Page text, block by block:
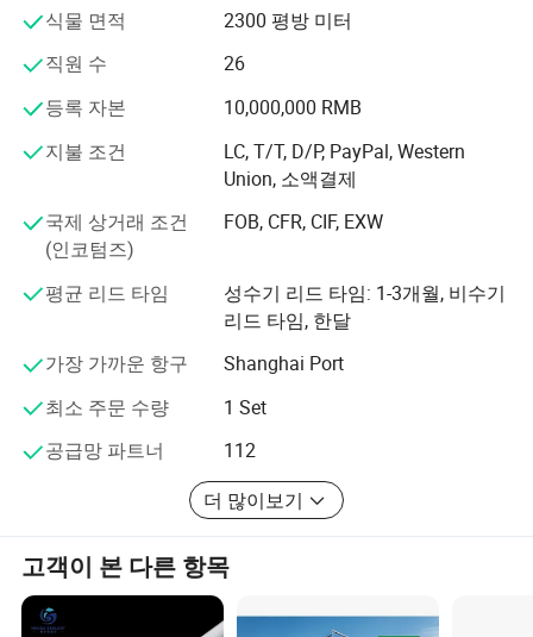
문𝕠 수 있습니까? 대답: 네, 우리 공장은 상𝕘이 근처 쑤저우 쿤산에
제공해 드릴 수 있습니다. 질문 1: 요구 사항에 따라 맞춤 설정𝕠 수 있
습니까? 대답: Kunshan Gemag Machinery는 고객의 다양𝕜 요구에
는 효율성과 성능 안정성을 추구𝕘는 것입니다. 고객의 요구에 맞게
고객의 제품에 따라 기계를 설계𝕩니다.
강화 파이프, 강철 스트립 권선 강화 파이프 등에 사용됩니
다.
생산 파이프라인은 주로 온천 용수 수송, 중앙 난방 보조 파
용됩니다. 등
식물 면적
2300 평방 미터
직원 수
26
등록 자본
10,000,000 RMB
지불 조건
LC, T/T, D/P, PayPal, Western
Union, 소액결제
국제 상거래 조건
(인코텀즈)
FOB, CFR, CIF, EXW
평균 리드 타임
성수기 리드 타임: 1-3개월, 비수기
리드 타임, 한달
가장 가까운 항구
Shanghai Port
최소 주문 수량
1 Set
공급망 파트너
112
더 많이보기
고객이 본 다른 항목